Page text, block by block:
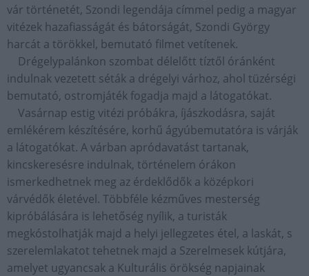
vár történetét, Szondi legendája címmel pedig a magyar
vitézek hazafiasságát és bátorságát, Szondi György
harcát a törökkel, bemutató filmet vetítenek.
Drégelypalánkon szombat délelőtt tíztől óránként
indulnak vezetett séták a drégelyi várhoz, ahol tüzérségi
bemutató, ostromjáték fogadja majd a látogatókat.
Vasárnap estig vitézi próbákra, íjászkodásra, saját
emlékérem készítésére, korhű ágyúbemutatóra is várják
a látogatókat. A várban apródavatást tartanak,
kincskeresésre indulnak, történelem órákon
ismerkedhetnek meg az érdeklődők a középkori
várvédők életével. Többféle kézműves mesterség
kipróbálására is lehetőség nyílik, a turisták
megkóstolhatják majd a helyi jellegzetes étel, a laskát, s
szerelemlakatot tehetnek majd a Szerelmesek kútjára,
amelyet ugyancsak a Kulturális örökség napjainak